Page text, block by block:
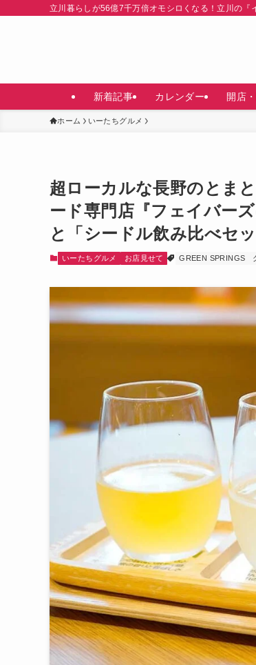
立川暮らしが56億7千万倍オモシロくなる！立川の『
新着記事 カレンダー 開店
ホーム いーたちグルメ
超ローカルな長野のとま
ード専門店『フェイバー
と「シードル飲み比べセ
いーたちグルメ お店見せて GREEN SPRINGS